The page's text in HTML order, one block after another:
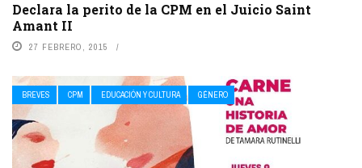
Declara la perito de la CPM en el Juicio Saint
Amant II
27 FEBRERO, 2015
BREVES CPM EDUCACIÓN Y CULTURA GÉNERO